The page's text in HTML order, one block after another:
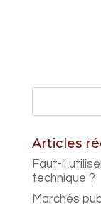
Articles
Faut-il
technique ?
Marchés